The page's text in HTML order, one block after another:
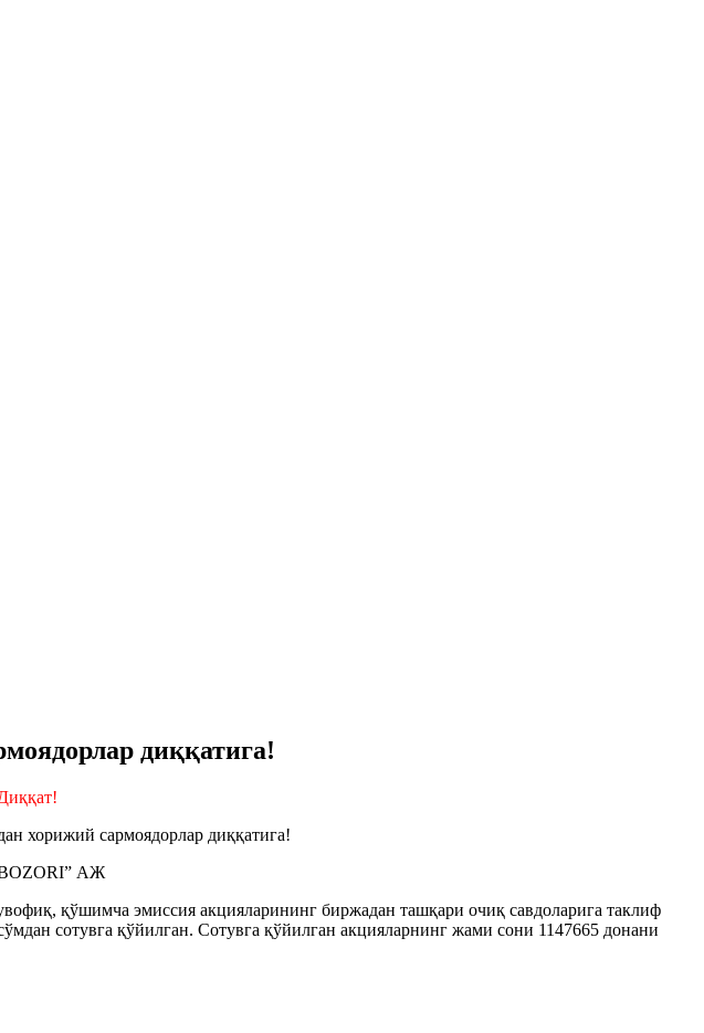
диққатига!
хорижий сармоядорлар диққатига!
АЖ
қўшимча эмиссия акцияларининг биржадан ташқари очиқ савдоларига таклиф
сотувга қўйилган. Сотувга қўйилган акцияларнинг жами сони 1147665 донани